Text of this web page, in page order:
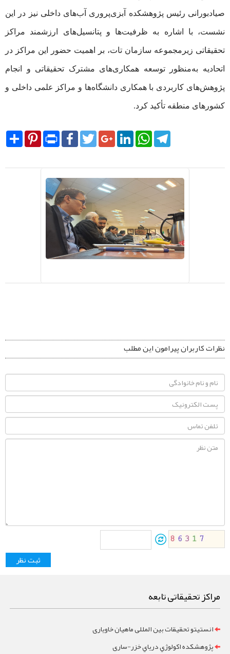
صیادبورانی رئیس پژوهشکده آبزی‌پروری آب‌های داخلی نیز در این
نشست، با اشاره به ظرفیت‌ها و پتانسیل‌های ارزشمند مراکز
تحقیقاتی زیرمجموعه سازمان تات، بر اهمیت حضور این مراکز در
اتحادیه به‌منظور توسعه همکاری‌های مشترک تحقیقاتی و انجام
پژوهش‌های کاربردی با همکاری دانشگاه‌ها و مراکز علمی داخلی و
کشورهای منطقه تأکید کرد.
SharePinterest Print
FacebookTwitterGoogle+LinkedInWhatsAppTelegram
نظرات کاربران پیرامون این مطلب
مراکز تحقیقاتی تابعه
انستیتو تحقیقات بین المللی ماهیان خاویاری
پژوهشکده اکولوژي درياي خزر-ساری